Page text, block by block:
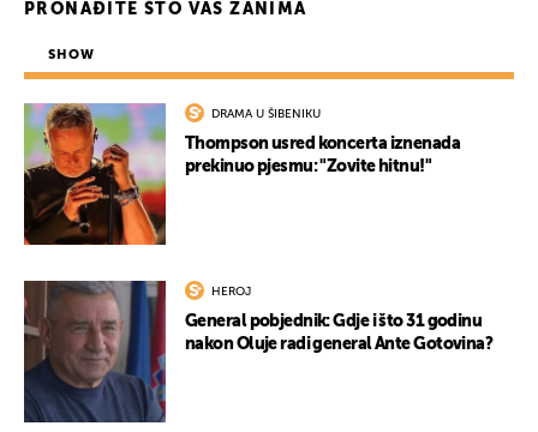
PRONAĐITE ŠTO VAS ZANIMA
SHOW
DRAMA U ŠIBENIKU
Thompson usred koncerta iznenada
prekinuo pjesmu: "Zovite hitnu!"
HEROJ
General pobjednik: Gdje i što 31 godinu
nakon Oluje radi general Ante Gotovina?